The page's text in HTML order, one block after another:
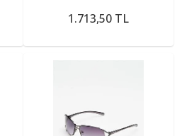
1.713,50 TL